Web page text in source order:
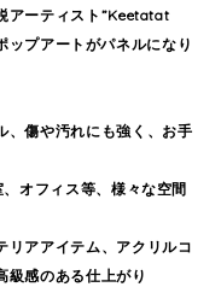
アーティスト”Keetatat
プアートがパネルになり
、傷や汚れにも強く、お手
オフィス等、様々な空間
リアアイテム、アクリルコ
級感のある仕上がり